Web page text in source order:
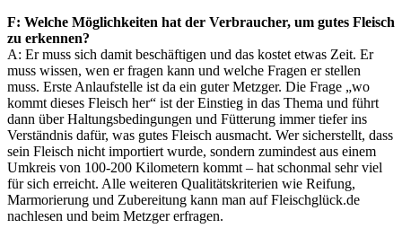
F: Welche Möglichkeiten hat der Verbraucher, um gutes Fleisch
zu erkennen?
A: Er muss sich damit beschäftigen und das kostet etwas Zeit. Er
muss wissen, wen er fragen kann und welche Fragen er stellen
muss. Erste Anlaufstelle ist da ein guter Metzger. Die Frage „wo
kommt dieses Fleisch her“ ist der Einstieg in das Thema und führt
dann über Haltungsbedingungen und Fütterung immer tiefer ins
Verständnis dafür, was gutes Fleisch ausmacht. Wer sicherstellt, dass
sein Fleisch nicht importiert wurde, sondern zumindest aus einem
Umkreis von 100-200 Kilometern kommt – hat schonmal sehr viel
für sich erreicht. Alle weiteren Qualitätskriterien wie Reifung,
Marmorierung und Zubereitung kann man auf Fleischglück.de
nachlesen und beim Metzger erfragen.